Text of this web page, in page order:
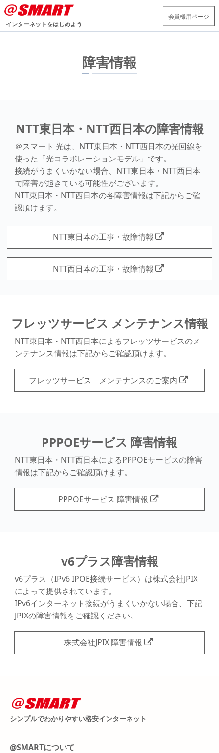
インターネットをはじめよう
会員様用ページ
障害情報
NTT東日本・NTT西日本の障害情報
＠スマート 光は、NTT東日本・NTT西日本の光回線を
使った「光コラボレーションモデル」です。
接続がうまくいかない場合、NTT東日本・NTT西日本
で障害が起きている可能性がございます。
NTT東日本・NTT西日本の各障害情報は下記からご確
認頂けます。
NTT東日本の工事・故障情報
NTT西日本の工事・故障情報
フレッツサービス メンテナンス情報
NTT東日本・NTT西日本によるフレッツサービスのメ
ンテナンス情報は下記からご確認頂けます。
フレッツサービス メンテナンスのご案内
PPPOEサービス 障害情報
NTT東日本・NTT西日本によるPPPOEサービスの障害
情報は下記からご確認頂けます。
PPPOEサービス 障害情報
v6プラス障害情報
v6プラス（IPv6 IPOE接続サービス）は株式会社JPIX
によって提供されています。
IPv6インターネット接続がうまくいかない場合、下記
JPIXの障害情報をご確認ください。
株式会社JPIX 障害情報
シンプルでわかりやすい格安インターネット
@SMARTについて